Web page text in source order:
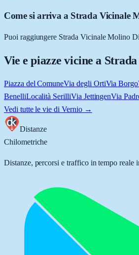
Come si arriva a Strada Vicinale
Puoi raggiungere Strada Vicinale Molino
Vie e piazze vicine a
Piazza del ComuneVia degli OrtiVia Borgo
BenelliLocalità SerilliVia JettingenVia
Vedi tutte le vie di Vernio→
Distanze
Chilometriche
Distanze, percorsi e traffico in tempo reale